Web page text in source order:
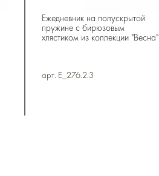
Ежедневник на полускрытой
пружине с бирюзовым
хлястиком из коллекции "Весна"
арт. E_276.2.3